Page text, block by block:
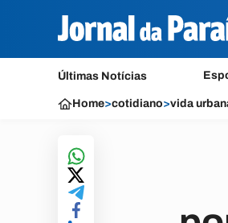
Últimas Notícias
Home>cotidiano>vida